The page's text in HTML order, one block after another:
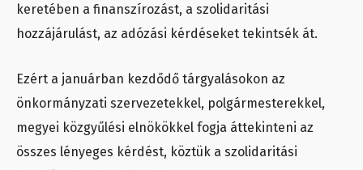
keretében a finanszírozást, a szolidaritási
hozzájárulást, az adózási kérdéseket tekintsék át.
Ezért a januárban kezdődő tárgyalásokon az
önkormányzati szervezetekkel, polgármesterekkel,
megyei közgyűlési elnökökkel fogja áttekinteni az
összes lényeges kérdést, köztük a szolidaritási